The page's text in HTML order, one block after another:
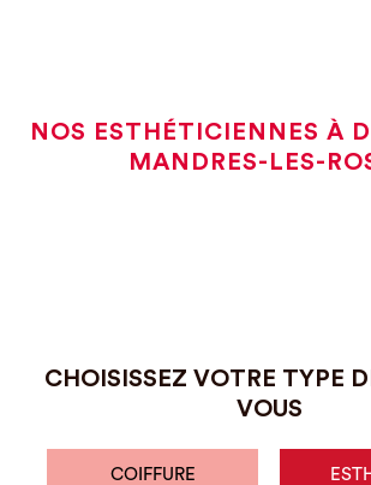
NOS ESTHÉTICIENNES À
MANDRES-LES-
CHOISISSEZ VOTRE TYPE
VOUS
COIFFURE